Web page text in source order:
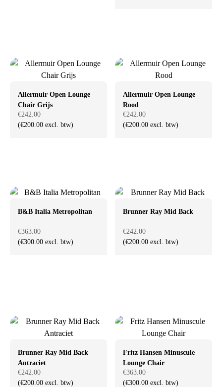
Allermuir Open Lounge
Chair Grijs
€242.00
(€200.00 excl. btw)
Allermuir Open Lounge
Rood
€242.00
(€200.00 excl. btw)
B&B Italia Metropolitan
€363.00
(€300.00 excl. btw)
Brunner Ray Mid Back
€242.00
(€200.00 excl. btw)
Brunner Ray Mid Back
Antraciet
€242.00
(€200.00 excl. btw)
Fritz Hansen Minuscule
Lounge Chair
€363.00
(€300.00 excl. btw)